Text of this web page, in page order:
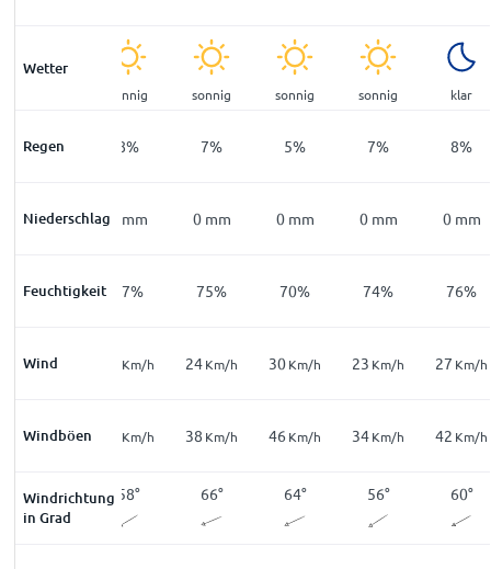
Wetter
sonnig sonnig sonnig sonnig klar
Regen
8% 8% 7% 5% 7% 8%
Niederschlag
0 mm 0 mm 0 mm 0 mm 0 mm 0 mm
Feuchtigkeit
76% 77% 75% 70% 74% 76%
Wind
14Km/h Km/h 24Km/h 30Km/h 23 Km/h 27 Km/h
Windböen
26Km/h Km/h 38 Km/h 46 Km/h 34Km/h 42 Km/h
Windrichtung
in Grad
49° 58° 66° 64° 56° 60°